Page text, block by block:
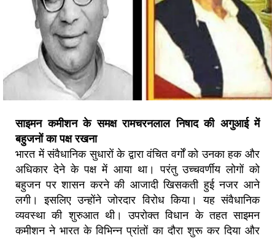
साइमन कमीशन के समक्ष रामचरनलाल निषाद की अगुआई में
बहुजनों का पक्ष रखना
भारत में संवैधानिक सुधारों के द्वारा वंचित वर्गों को उनका हक और
अधिकार देने के पक्ष में आया था। परंतु उच्चवर्णीय लोगों को
बहुजन पर शासन करने की आजादी खिसकती हुई नजर आने
लगी। इसलिए उन्होंने जोरदार विरोध किया। यह संवैधानिक
व्यवस्था की शुरुआत थी। उपरोक्त विधान के तहत साइमन
कमीशन ने भारत के विभिन्न प्रांतों का दौरा शुरू कर दिया और